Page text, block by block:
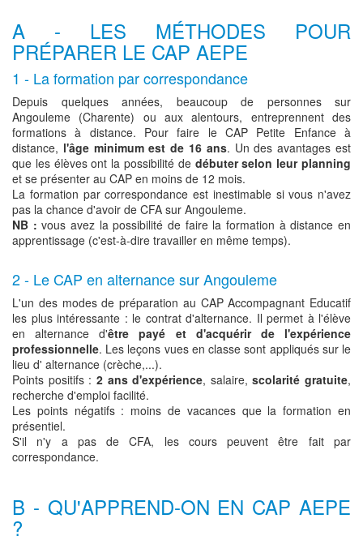
A - LES MÉTHODES POUR
PRÉPARER LE CAP AEPE
1 - La formation par correspondance
Depuis quelques années, beaucoup de personnes sur
Angouleme (Charente) ou aux alentours, entreprennent des
formations à distance. Pour faire le CAP Petite Enfance à
distance, l'âge minimum est de 16 ans. Un des avantages est
que les élèves ont la possibilité de débuter selon leur planning
et se présenter au CAP en moins de 12 mois.
La formation par correspondance est inestimable si vous n'avez
pas la chance d'avoir de CFA sur Angouleme.
NB : vous avez la possibilité de faire la formation à distance en
apprentissage (c'est-à-dire travailler en même temps).
2 - Le CAP en alternance sur Angouleme
L'un des modes de préparation au CAP Accompagnant Educatif
les plus intéressante : le contrat d'alternance. Il permet à l'élève
en alternance d'être payé et d'acquérir de l'expérience
professionnelle. Les leçons vues en classe sont appliqués sur le
lieu d' alternance (crèche,...).
Points positifs : 2 ans d'expérience, salaire,scolarité gratuite,
recherche d'emploi facilité.
Les points négatifs : moins de vacances que la formation en
présentiel.
S'il n'y a pas de CFA, les cours peuvent être fait par
correspondance.
B - QU'APPREND-ON EN CAP AEPE
?